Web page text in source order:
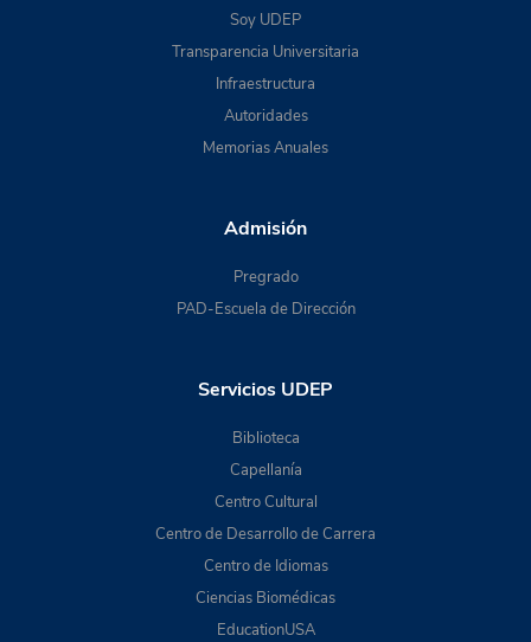
Soy UDEP
Transparencia Universitaria
Infraestructura
Autoridades
Memorias Anuales
Admisión
Pregrado
PAD-Escuela de Dirección
Servicios UDEP
Biblioteca
Capellanía
Centro Cultural
Centro de Desarrollo de Carrera
Centro de Idiomas
Ciencias Biomédicas
EducationUSA